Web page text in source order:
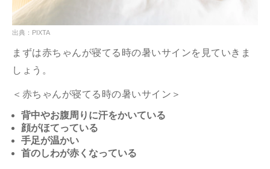
出典：PIXTA
まずは赤ちゃんが寝てる時の暑いサインを見ていきま
しょう。
＜赤ちゃんが寝てる時の暑いサイン＞
背中やお腹周りに汗をかいている
顔がほてっている
手足が温かい
首のしわが赤くなっている